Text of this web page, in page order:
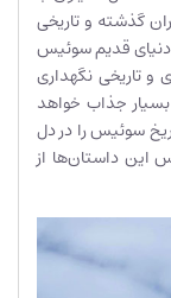
گذشته و تاریخی
دنیای قدیم سوئیس
و تاریخی نگهداری
جذاب خواهد
سوئیس را در دل
این داستان‌ها از